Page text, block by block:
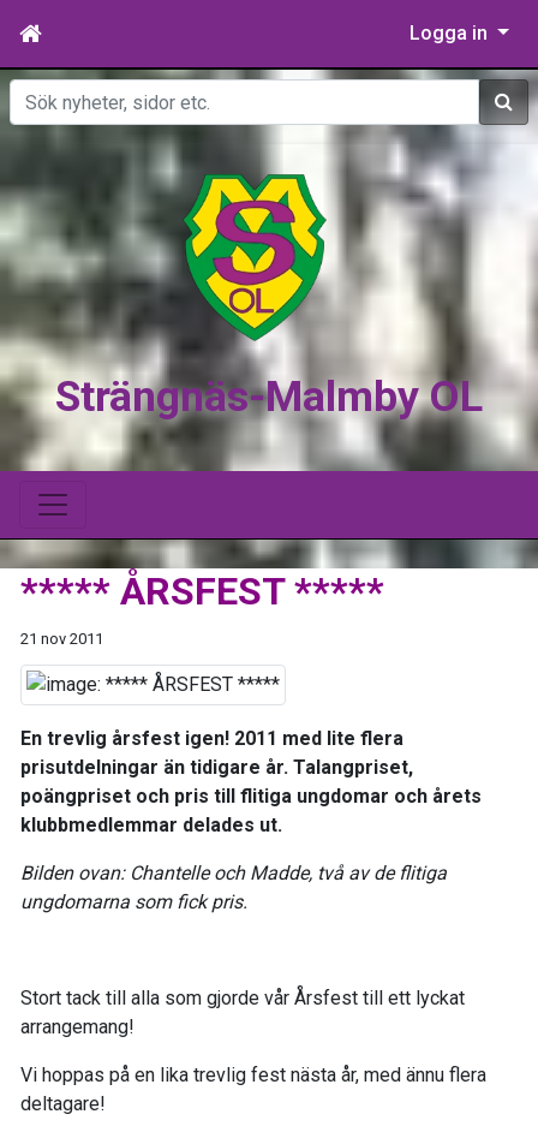
Logga in
Sök
Strängnäs-Malmby OL
***** ÅRSFEST *****
21 nov 2011
En trevlig årsfest igen! 2011 med lite flera
prisutdelningar än tidigare år. Talangpriset,
poängpriset och pris till flitiga ungdomar och årets
klubbmedlemmar delades ut.
Bilden ovan: Chantelle och Madde, två av de flitiga
ungdomarna som fick pris.
Stort tack till alla som gjorde vår Årsfest till ett lyckat
arrangemang!
Vi hoppas på en lika trevlig fest nästa år, med ännu flera
deltagare!